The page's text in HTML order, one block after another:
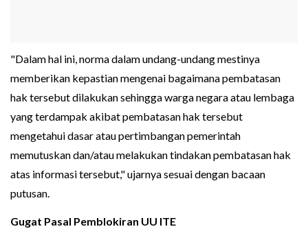
"Dalam hal ini, norma dalam undang-undang mestinya
memberikan kepastian mengenai bagaimana pembatasan
hak tersebut dilakukan sehingga warga negara atau lembaga
yang terdampak akibat pembatasan hak tersebut
mengetahui dasar atau pertimbangan pemerintah
memutuskan dan/atau melakukan tindakan pembatasan hak
atas informasi tersebut," ujarnya sesuai dengan bacaan
putusan.
Gugat Pasal Pemblokiran UU ITE